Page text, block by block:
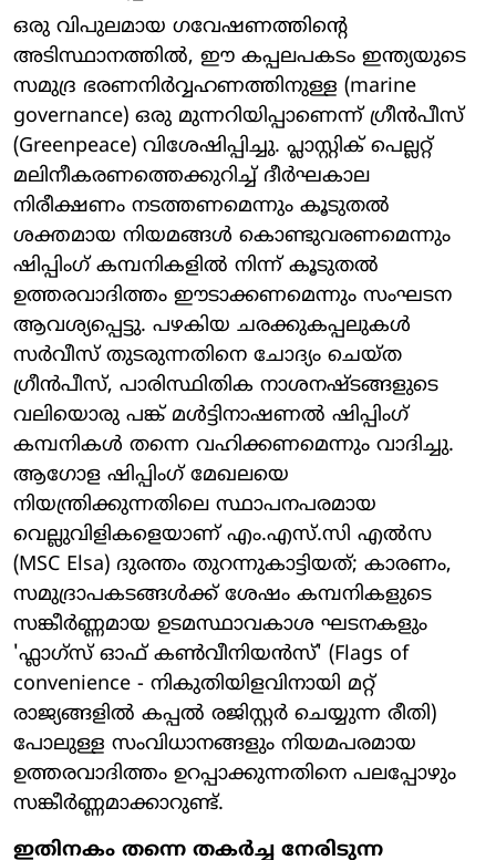
ഒരു വിപുലമായ ഗവേഷണത്തിന്റെ
അടിസ്ഥാനത്തിൽ, ഈ കപ്പലപകടം ഇന്ത്യയുടെ
സമുദ്ര ഭരണനിർവ്വഹണത്തിനുള്ള (marine
governance) ഒരു മുന്നറിയിപ്പാണെന്ന് ഗ്രീൻപീസ്
(Greenpeace) വിശേഷിപ്പിച്ചു. പ്ലാസ്റ്റിക് പെല്ലറ്റ്
മലിനീകരണത്തെക്കുറിച്ച് ദീർഘകാല
നിരീക്ഷണം നടത്തണമെന്നും കൂടുതൽ
ശക്തമായ നിയമങ്ങൾ കൊണ്ടുവരണമെന്നും
ഷിപ്പിംഗ് കമ്പനികളിൽ നിന്ന് കൂടുതൽ
ഉത്തരവാദിത്തം ഈടാക്കണമെന്നും സംഘടന
ആവശ്യപ്പെട്ടു. പഴകിയ ചരക്കുകപ്പലുകൾ
സർവീസ് തുടരുന്നതിനെ ചോദ്യം ചെയ്ത
ഗ്രീൻപീസ്, പാരിസ്ഥിതിക നാശനഷ്ടങ്ങളുടെ
വലിയൊരു പങ്ക് മൾട്ടിനാഷണൽ ഷിപ്പിംഗ്
കമ്പനികൾ തന്നെ വഹിക്കണമെന്നും വാദിച്ചു.
ആഗോള ഷിപ്പിംഗ് മേഖലയെ
നിയന്ത്രിക്കുന്നതിലെ സ്ഥാപനപരമായ
വെല്ലുവിളികളെയാണ് എം.എസ്.സി എൽസ
(MSC Elsa) ദുരന്തം തുറന്നുകാട്ടിയത്; കാരണം,
സമുദ്രാപകടങ്ങൾക്ക് ശേഷം കമ്പനികളുടെ
സങ്കീർണ്ണമായ ഉടമസ്ഥാവകാശ ഘടനകളും
'ഫ്ലാഗ്സ് ഓഫ് കൺവീനിയൻസ്' (Flags of
convenience - നികുതിയിളവിനായി മറ്റ്
രാജ്യങ്ങളിൽ കപ്പൽ രജിസ്റ്റർ ചെയ്യുന്ന രീതി)
പോലുള്ള സംവിധാനങ്ങളും നിയമപരമായ
ഉത്തരവാദിത്തം ഉറപ്പാക്കുന്നതിനെ പലപ്പോഴും
സങ്കീർണ്ണമാക്കാറുണ്ട്.
ഇതിനകം തന്നെ തകർച്ച നേരിടുന്ന